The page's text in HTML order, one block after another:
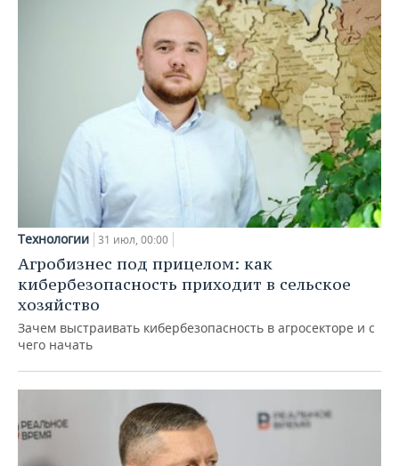
Технологии 31 июл, 00:00
Агробизнес под прицелом: как
кибербезопасность приходит в сельское
хозяйство
Зачем выстраивать кибербезопасность в агросекторе и с
чего начать